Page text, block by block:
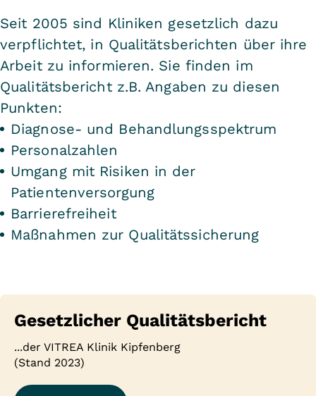
Seit 2005 sind Kliniken gesetzlich dazu
verpflichtet, in Qualitätsberichten über ihre
Arbeit zu informieren. Sie finden im
Qualitätsbericht z.B. Angaben zu diesen
Punkten:
Diagnose- und Behandlungsspektrum
Personalzahlen
Umgang mit Risiken in der
Patientenversorgung
Barrierefreiheit
Maßnahmen zur Qualitätssicherung
Gesetzlicher Qualitätsbericht
...der VITREA Klinik Kipfenberg
(Stand 2023)